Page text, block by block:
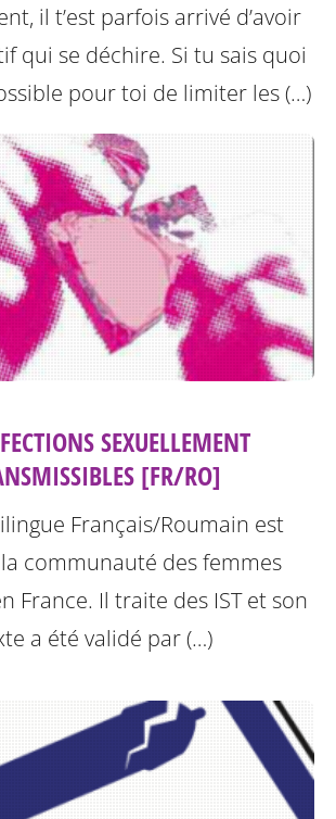
il t’est parfois arrivé d’avoir
qui se déchire. Si tu sais quoi
pour toi de limiter les (…)
SEXUELLEMENT
[FR/RO]
Français/Roumain est
communauté des femmes
France. Il traite des IST et son
a été validé par (…)